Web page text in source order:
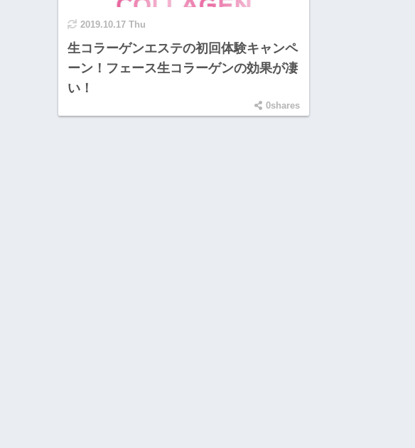
2019.10.17 Thu
生コラーゲンエステの初回体験キャンペ
ーン！フェース生コラーゲンの効果が凄
い！
0shares